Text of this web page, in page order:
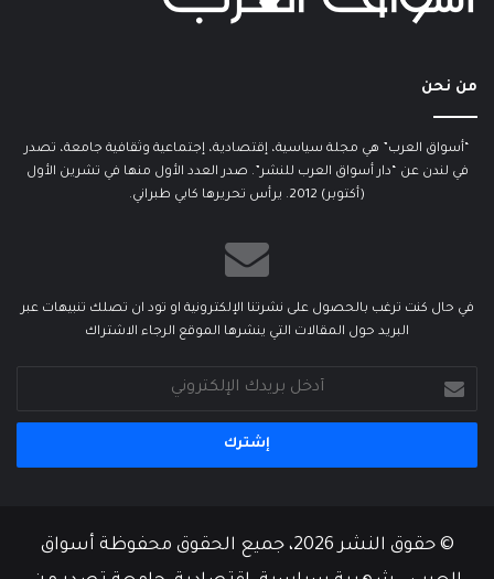
من نحن
“أسواق العرب” هي مجلة سياسية، إقتصادية، إجتماعية وثقافية جامعة، تصدر
في لندن عن “دار أسواق العرب للنشر”. صدر العدد الأول منها في تشرين الأول
(أكتوبر) 2012. يرأس تحريرها كابي طبراني.
في حال كنت ترغب بالحصول على نشرتنا الإلكترونية او تود ان تصلك تنبيهات عبر
البريد حول المقالات التي ينشرها الموقع الرجاء الاشتراك
بريدك
الإلكتروني
© حقوق النشر 2026، جميع الحقوق محفوظة أسواق